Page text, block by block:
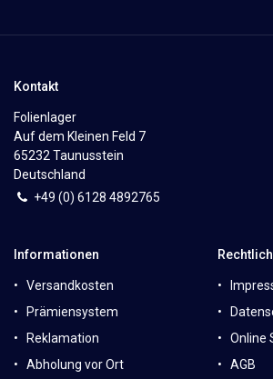
Kontakt
Folienlager
Auf dem Kleinen Feld 7
65232 Taunusstein
Deutschland
+49 (0) 6128 4892765
Informationen
Versandkosten
Prämiensystem
Reklamation
Abholung vor Ort
Online
AGB